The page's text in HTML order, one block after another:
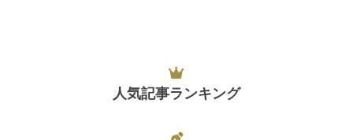
人気記事ランキング